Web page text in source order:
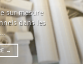
sur mesure
dans les
→